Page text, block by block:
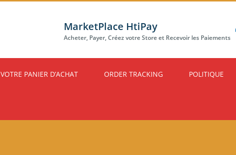
MarketPlace HtiPay
Acheter, Payer, Créez votre Store et Recevoir les Paiements
VOTRE PANIER D’ACHAT ORDER TRACKING POLITIQUE